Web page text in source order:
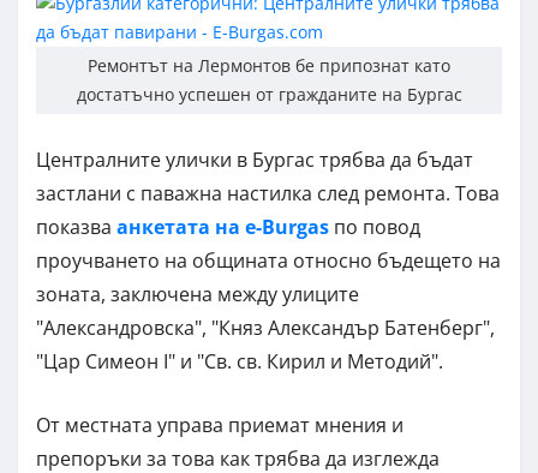
Ремонтът на Лермонтов бе припознат като
достатъчно успешен от гражданите на Бургас
Централните улички в Бургас трябва да бъдат
застлани с паважна настилка след ремонта. Това
показва анкетата на e-Burgas по повод
проучването на общината относно бъдещето на
зоната, заключена между улиците
"Александровска", "Княз Александър Батенберг",
"Цар Симеон I" и "Св. св. Кирил и Методий".
От местната управа приемат мнения и
препоръки за това как трябва да изглежда